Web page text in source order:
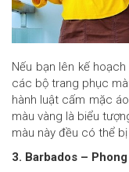
Nếu bạn lên kế
các bộ trang phục
hành luật cấm mặc
màu vàng là biểu
màu này đều có thể
3. Barbados –